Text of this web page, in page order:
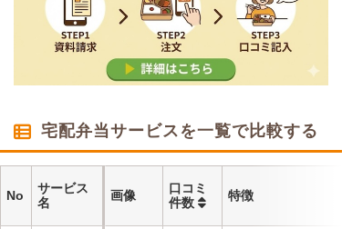
宅配弁当サービスを一覧で比較する
No
サービス
名
画像
口コミ
件数
特徴